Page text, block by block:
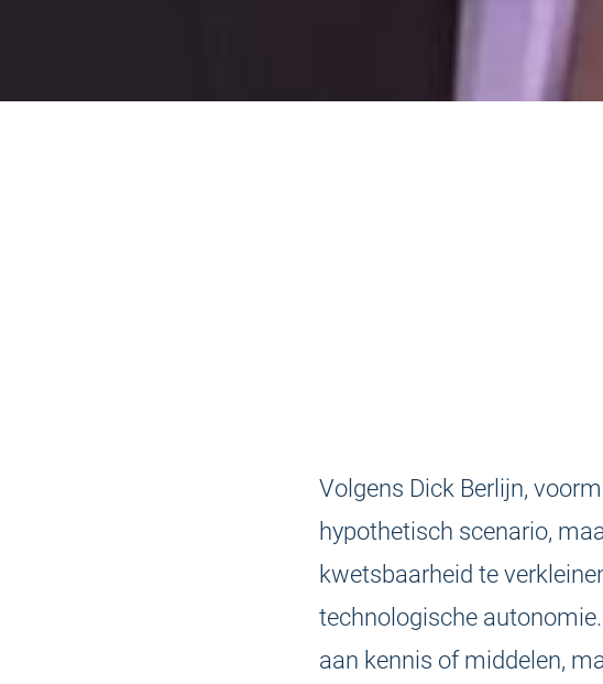
Volgens Dick Berlijn,
hypothetisch scenario,
kwetsbaarheid te
technologische
aan kennis of middelen,